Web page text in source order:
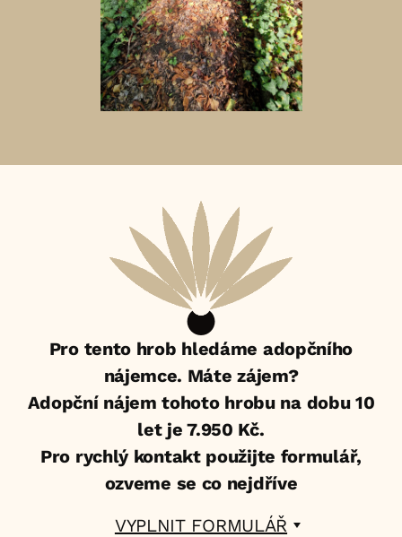
Pro tento hrob hledáme adopčního
nájemce. Máte zájem?
Adopční nájem tohoto hrobu na dobu 10
let je 7.950 Kč.
Pro rychlý kontakt použijte formulář,
ozveme se co nejdříve
VYPLNIT FORMULÁŘ